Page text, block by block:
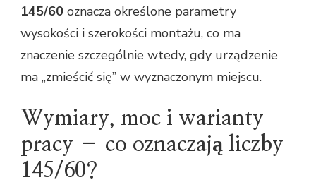
145/60 oznacza określone parametry
wysokości i szerokości montażu, co ma
znaczenie szczególnie wtedy, gdy urządzenie
ma „zmieścić się” w wyznaczonym miejscu.
Wymiary, moc i warianty
pracy – co oznaczają liczby
145/60?